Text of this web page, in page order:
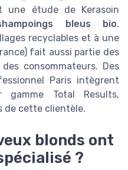
une étude de Kerasoin
bleus bio.
recyclables et à une
fait aussi partie des
consommateurs. Des
Paris intègrent
Total Results,
de cette clientèle.
blonds ont
?